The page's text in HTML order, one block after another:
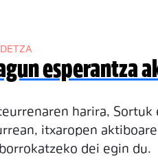
esperantza
harira,
itxaropen
dei egin du.